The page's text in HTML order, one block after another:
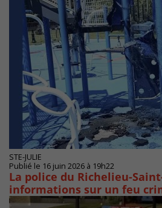
STE-JULIE
Publié le 16 juin 2026 à 19h22
La police du Richelieu-
informations sur un feu